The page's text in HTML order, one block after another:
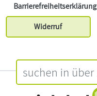
Barrierefreiheitserklärung
Widerruf